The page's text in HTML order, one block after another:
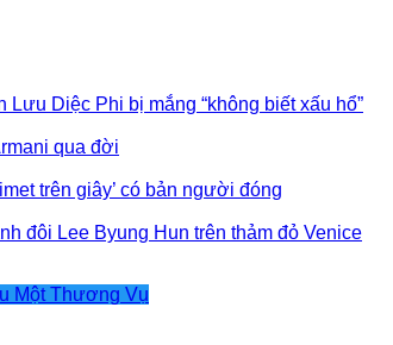
Lưu Diệc Phi bị mắng “không biết xấu hổ”
qua đời
trên giây’ có bản người đóng
đôi Lee Byung Hun trên thảm đỏ Venice
Một Thương Vụ